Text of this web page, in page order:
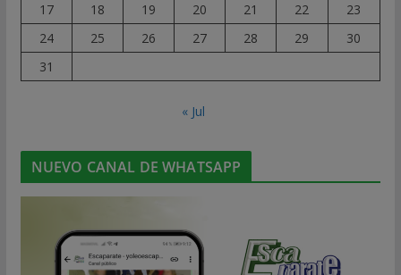
17
18 19 20 21 22
23
24
25 26 27 28 29
30
31
« Jul
NUEVO CANAL DE WHATSAPP